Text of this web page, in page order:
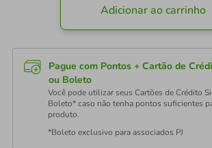
Adicionar ao carrinho
Pague com Pontos + Cartão de
ou Boleto
Você pode utilizar seus Cartões de Crédito
Boleto* caso não tenha pontos suficientes
produto.
*Boleto exclusivo para associados PJ